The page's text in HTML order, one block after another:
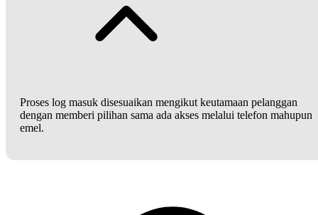
Proses log masuk disesuaikan mengikut keutamaan pelanggan
dengan memberi pilihan sama ada akses melalui telefon mahupun
emel.